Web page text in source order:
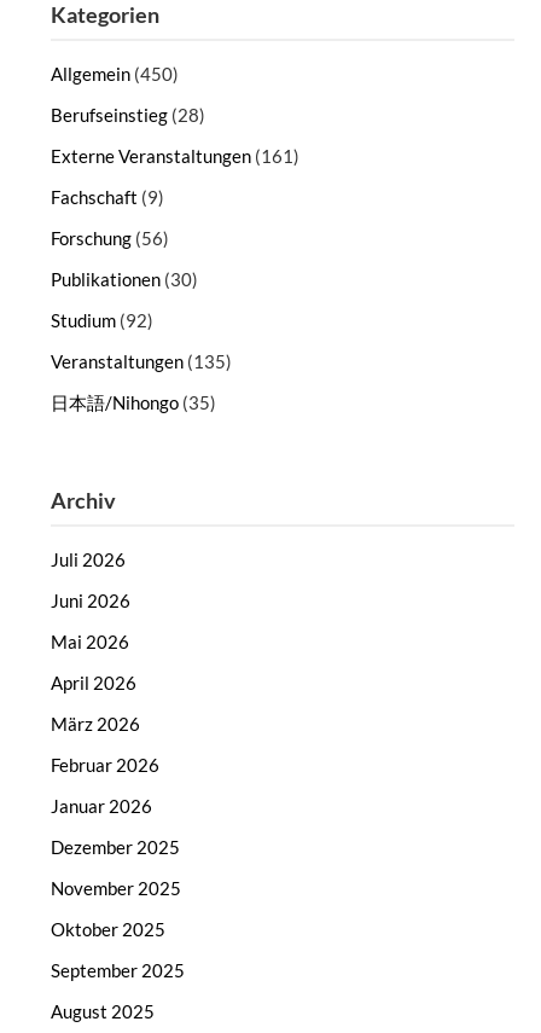
Kategorien
Allgemein (450)
Berufseinstieg (28)
Externe Veranstaltungen (161)
Fachschaft (9)
Forschung (56)
Publikationen (30)
Studium (92)
Veranstaltungen (135)
日本語/Nihongo (35)
Archiv
Juli 2026
Juni 2026
Mai 2026
April 2026
März 2026
Februar 2026
Januar 2026
Dezember 2025
November 2025
Oktober 2025
September 2025
August 2025